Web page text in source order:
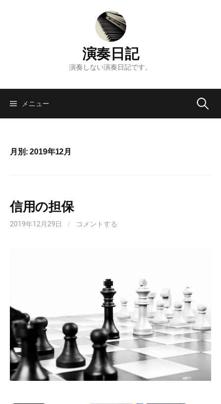
キ
プ
演奏日記
演奏しない演奏日記です。
メニュー 検
月別: 2019年12月
信用の担保
2019年12月29日 / コメントする